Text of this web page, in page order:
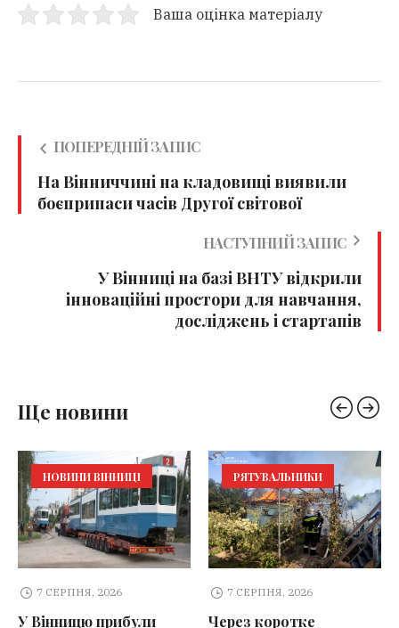
Ваша оцінка матеріалу
ПОПЕРЕДНІЙ ЗАПИС
На Вінниччині на кладовищі виявили
боєприпаси часів Другої світової
НАСТУПНИЙ ЗАПИС
У Вінниці на базі ВНТУ відкрили
інноваційні простори для навчання,
досліджень і стартапів
Ще новини
НОВИНИ ВІННИЦІ
7 СЕРПНЯ, 2026
У Вінницю прибули
РЯТУВАЛЬНИКИ
7 СЕРПНЯ, 2026
Через коротке